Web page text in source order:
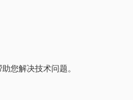
您解决技术问题。